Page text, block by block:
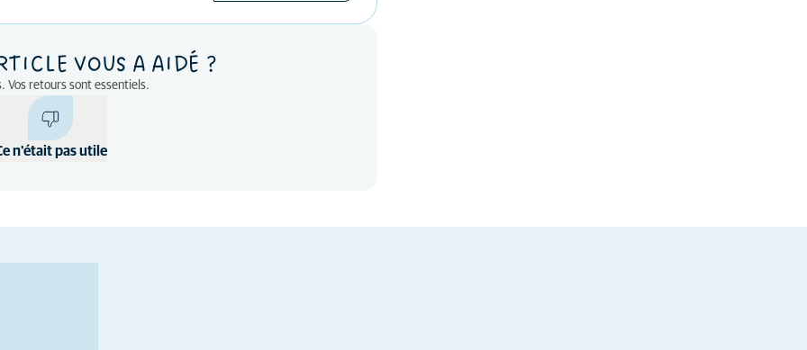
VOUS A AIDÉ ?
Vos retours sont essentiels.
n'était pas utile